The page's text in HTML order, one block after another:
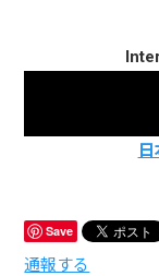
Save
通報する